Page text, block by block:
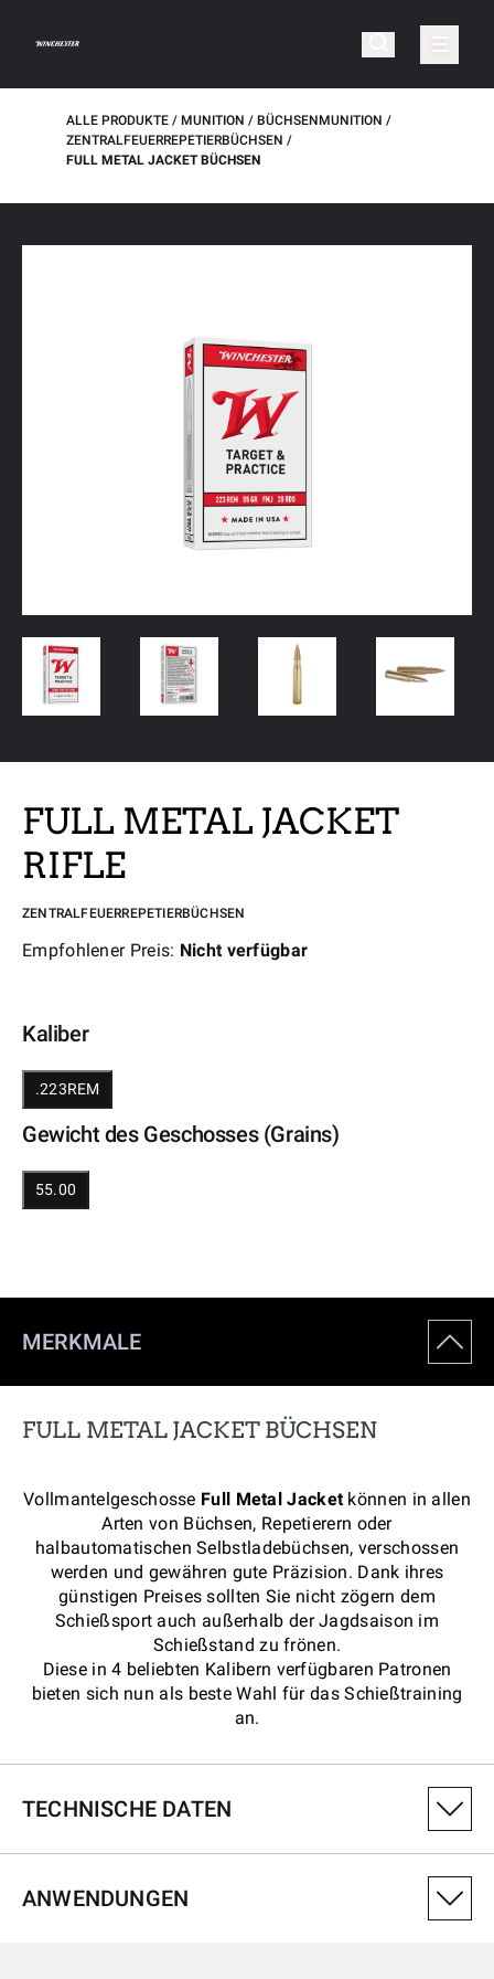
ALLE PRODUKTE MUNITION
BÜCHSENMUNITION
ZENTRALFEUERREPETIERBÜCHSEN
FULL METAL JACKET BÜCHSEN
FULL METAL JACKET
RIFLE
ZENTRALFEUERREPETIERBÜCHSEN
Empfohlener Preis: Nicht verfügbar
Kaliber
.223REM
Gewicht des Geschosses (Grains)
55.00
MERKMALE
FULL METAL JACKET BÜCHSEN
Vollmantelgeschosse Full Metal Jacketkönnen in allen
Arten von Büchsen, Repetierern oder
halbautomatischen Selbstladebüchsen, verschossen
werden und gewähren gute Präzision. Dank ihres
günstigen Preises sollten Sie nicht zögern dem
Schießsport auch außerhalb der Jagdsaison im
Schießstand zu frönen.
Diese in 4 beliebten Kalibern verfügbaren Patronen
bieten sich nun als beste Wahl für das Schießtraining
an.
TECHNISCHE DATEN
CW223K
ANWENDUNGEN